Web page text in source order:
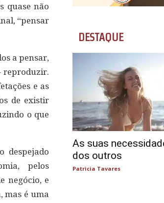
quase não
“pensar
a pensar,
reproduzir.
e as
de existir
o que
despejado
pelos
negócio, e
mas é uma
DESTAQUE
As suas
dos outros
Patricia Tavares